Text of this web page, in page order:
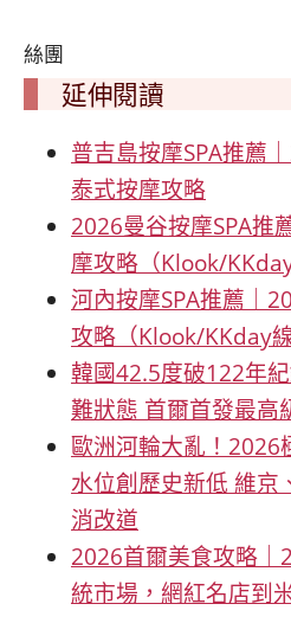
絲團
延伸閱讀
普吉島按摩SPA推薦
泰式按摩攻略
2026曼谷按摩SPA推
摩攻略（Klook/KKday
河內按摩SPA推薦｜
攻略（Klook/KKday線
韓國42.5度破122年
難狀態 首爾首發最高
歐洲河輪大亂！2026
水位創歷史新低 維
消改道
2026首爾美食攻略｜
統市場，網紅名店到